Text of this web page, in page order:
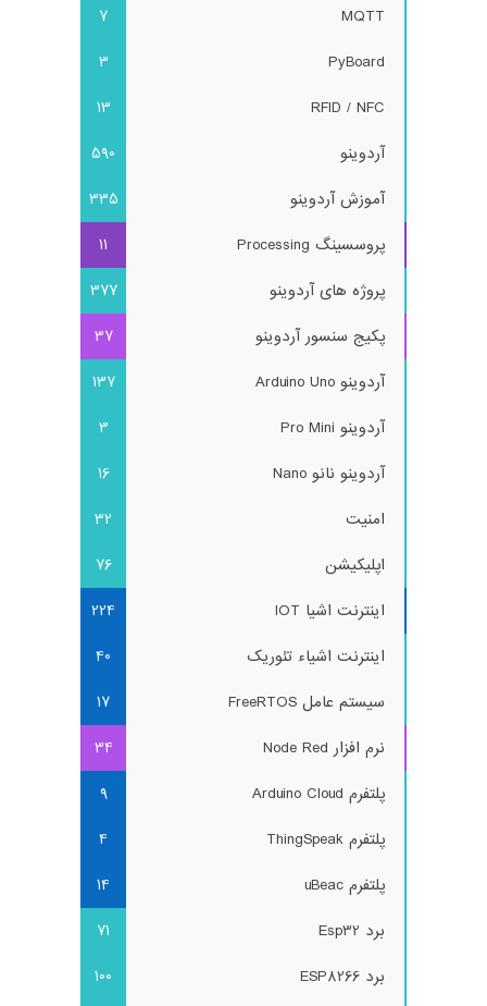
MQTT
7
PyBoard
3
RFID / NFC
13
آردوینو
590
آموزش آردوینو
335
پروسسینگ Processing
11
پروژه های آردوینو
377
پکیج سنسور آردوینو
37
آردوینو Arduino Uno
137
آردوینو Pro Mini
3
آردوینو نانو Nano
16
امنیت
32
اپلیکیشن
76
اینترنت اشیا IOT
224
اینترنت اشیاء تئوریک
40
سیستم عامل FreeRTOS
17
نرم افزار Node Red
34
پلتفرم Arduino Cloud
9
پلتفرم ThingSpeak
4
پلتفرم uBeac
14
برد Esp32
71
برد ESP8266
100